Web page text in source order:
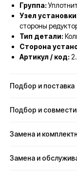
Группа:
Узел
стороны
Тип детали:
Сторона
Артикул / код:
Подбор и поставка
Подбор и
Замена и
Замена и